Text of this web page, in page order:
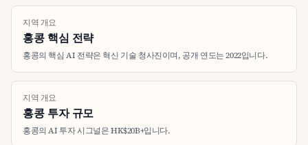
지역 개요
홍콩 핵심 전략
홍콩의 핵심 AI 전략은 혁신 기술 청사진이며, 공개 연도는 2022입니다.
지역 개요
홍콩 투자 규모
홍콩의 AI 투자 시그널은 HK$20B+입니다.